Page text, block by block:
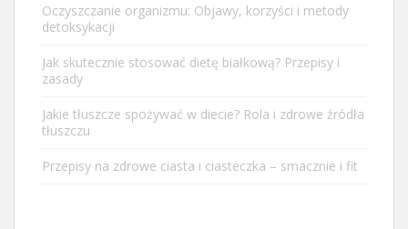
Oczyszczanie organizmu: Objawy, korzyści i metody
detoksykacji
Jak skutecznie stosować dietę białkową? Przepisy i
zasady
Jakie tłuszcze spożywać w diecie? Rola i zdrowe źródła
tłuszczu
Przepisy na zdrowe ciasta i ciasteczka – smacznie i fit